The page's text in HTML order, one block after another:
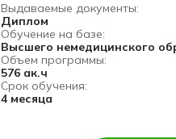
Выдаваемые документы:
Диплом
Обучение на базе:
Высшего немедицинского
Объем программы:
576 ак.ч
Срок обучения:
4 месяца